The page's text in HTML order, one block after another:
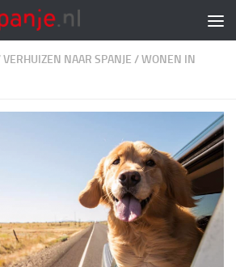
VERHUIZEN NAAR SPANJE /WONEN IN